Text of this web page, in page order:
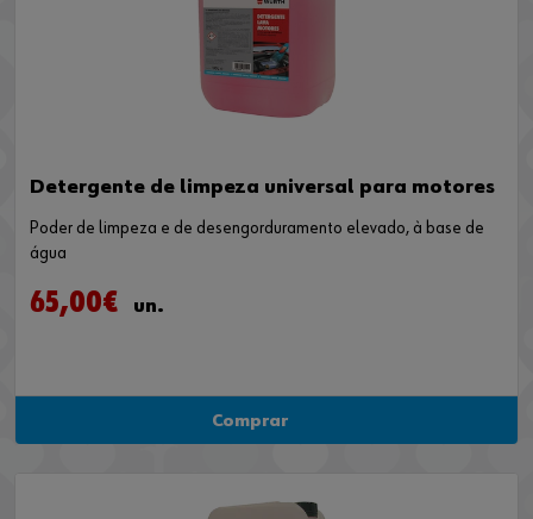
Detergente de limpeza universal para motores
Poder de limpeza e de desengorduramento elevado, à base de
água
65,00€ un.
Comprar